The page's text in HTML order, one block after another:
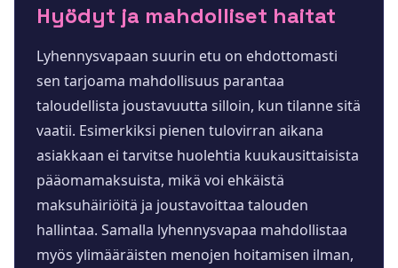
Hyödyt ja mahdolliset haitat
Lyhennysvapaan suurin etu on ehdottomasti
sen tarjoama mahdollisuus parantaa
taloudellista joustavuutta silloin, kun tilanne sitä
vaatii. Esimerkiksi pienen tulovirran aikana
asiakkaan ei tarvitse huolehtia kuukausittaisista
pääomamaksuista, mikä voi ehkäistä
maksuhäiriöitä ja joustavoittaa talouden
hallintaa. Samalla lyhennysvapaa mahdollistaa
myös ylimääräisten menojen hoitamisen ilman,